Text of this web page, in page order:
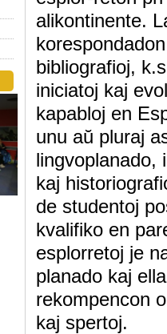
alikontinente.
bibliografioj,
iniciatoj kaj
kapabloj en
unu aŭ pluraj
lingvoplanado,
kaj
de studentoj
kvalifiko en
esplorretoj je
planado kaj
rekompencon
kaj spertoj.